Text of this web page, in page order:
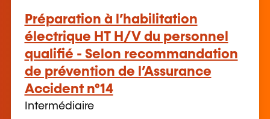
Préparation à l’habilitation
électrique HT H/V du personnel
qualifié - Selon recommandation
de prévention de l’Assurance
Accident n°14
Intermédiaire